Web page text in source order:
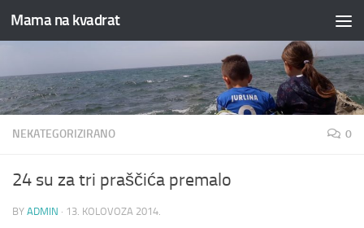
Skip to content
Mama na kvadrat
NEKATEGORIZIRANO 0
24 su za tri praščića premalo
BY ADMIN · 13. KOLOVOZA 2014.